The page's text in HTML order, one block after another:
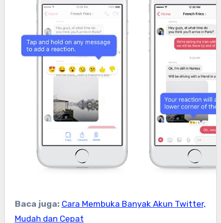
Baca juga: Cara Membuka Banyak Akun Twitter,
Mudah dan Cepat